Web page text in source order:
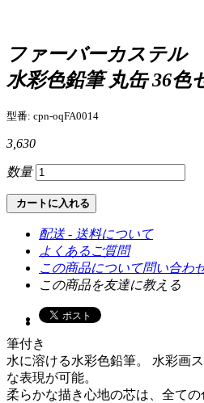
ファーバーカステル
水彩色鉛筆 丸缶 36色
型番: cpn-oqFA0014
3,630
数量
カートに入れる
配送 - 送料について
よくあるご質問
この商品について問い合わ
この商品を友達に教える
筆付き
水に溶ける水彩色鉛筆。 水彩画
な表現が可能。
柔らかな描き心地の芯は、全ての